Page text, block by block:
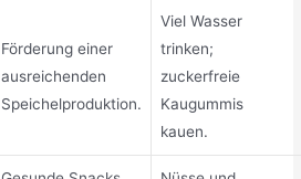
Förderung einer
ausreichenden
Speichelproduktion.
Viel Wasser
trinken;
zuckerfreie
Kaugummis
kauen.